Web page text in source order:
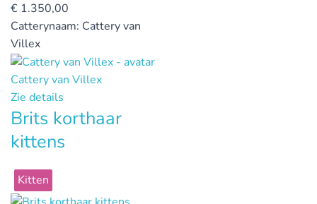
€ 1.350,00
Catterynaam: Cattery van
Villex
Cattery van Villex
Zie details
Brits korthaar
kittens
Kitten